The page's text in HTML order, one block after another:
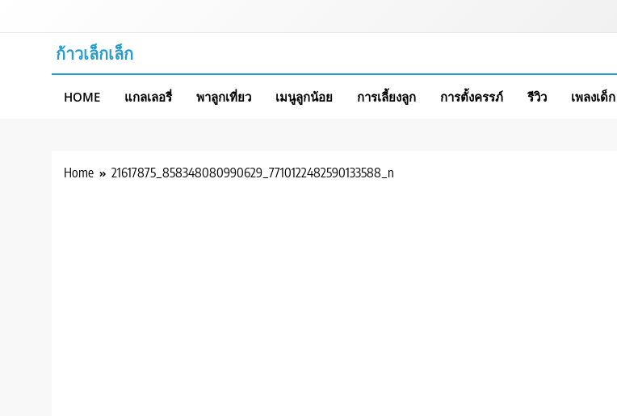
ก้าวเล็กเล็ก
HOME แกลเลอรี่ พาลูกเที่ยว เมนูลูกน้อย การเลี้ยงลูก การตั้งครรภ์ รีวิว เพลงเด็ก
Home 21617875_858348080990629_7710122482590133588_n